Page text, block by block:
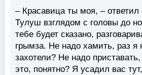
– Красавица ты моя, –
Тулуш взглядом с головы до
тебе будет сказано,
грымза. Не надо хамить, раз я
захотели? Не надо
это, понятно? Я усадил вас